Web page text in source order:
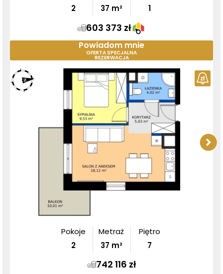
2
37 m²
1
603 373 zł
Powiadom mnie
OFERTA SPECJALNA
REZERWACJA
Pokoje
2
Metraż
37 m²
Piętro
7
742 116 zł